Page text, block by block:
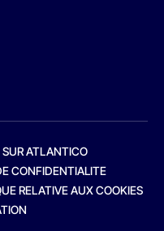
ATLANTICO
CONFIDENTIALITE
RELATIVE AUX COOKIES